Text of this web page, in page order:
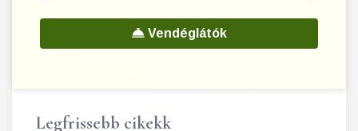
Vendéglátók
Legfrissebb cikekk